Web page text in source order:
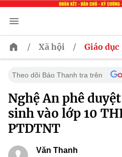
/ Xã hội / Giáo dục
Theo dõi Báo Thanh tra trên
Nghệ An phê
sinh vào lớp 10
PTDTNT
Văn Thanh